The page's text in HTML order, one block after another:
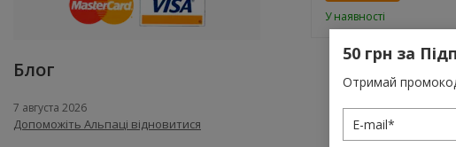
У наявності
Блог
7 августа 2026
Допоможіть Альпаці відновитися
50 грн за
Отримай